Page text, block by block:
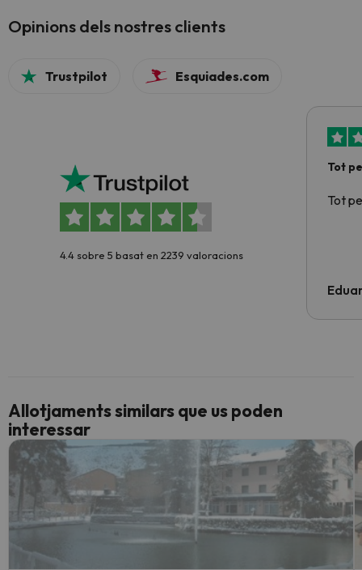
Opinions dels nostres clients
Trustpilot Esquiades.com
4.4 sobre 5 basat en 2239 valoracions
Tot
Tot
Allotjaments similars que us poden
interessar